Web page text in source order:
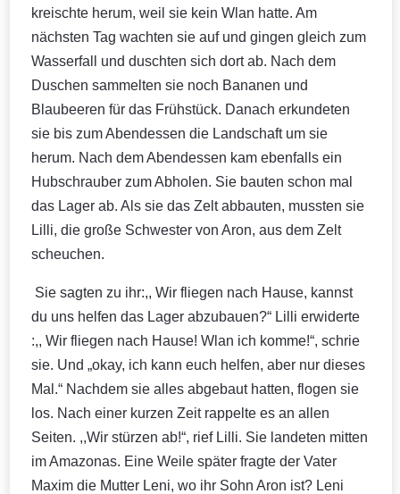
kreischte herum, weil sie kein Wlan hatte. Am
nächsten Tag wachten sie auf und gingen gleich zum
Wasserfall und duschten sich dort ab. Nach dem
Duschen sammelten sie noch Bananen und
Blaubeeren für das Frühstück. Danach erkundeten
sie bis zum Abendessen die Landschaft um sie
herum. Nach dem Abendessen kam ebenfalls ein
Hubschrauber zum Abholen. Sie bauten schon mal
das Lager ab. Als sie das Zelt abbauten, mussten sie
Lilli, die große Schwester von Aron, aus dem Zelt
scheuchen.
Sie sagten zu ihr:,, Wir fliegen nach Hause, kannst
du uns helfen das Lager abzubauen?“ Lilli erwiderte
:,, Wir fliegen nach Hause! Wlan ich komme!“, schrie
sie. Und „okay, ich kann euch helfen, aber nur dieses
Mal.“ Nachdem sie alles abgebaut hatten, flogen sie
los. Nach einer kurzen Zeit rappelte es an allen
Seiten. ,,Wir stürzen ab!“, rief Lilli. Sie landeten mitten
im Amazonas. Eine Weile später fragte der Vater
Maxim die Mutter Leni, wo ihr Sohn Aron ist? Leni